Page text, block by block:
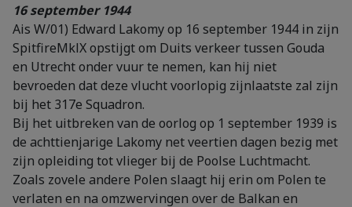
16 september 1944
Ais W/01) Edward Lakomy op 16 september 1944 in zijn
SpitfireMklX opstijgt om Duits verkeer tussen Gouda
en Utrecht onder vuur te nemen, kan hij niet
bevroeden dat deze vlucht voorlopig zijnlaatste zal zijn
bij het 317e Squadron.
Bij het uitbreken van de oorlog op 1 september 1939 is
de achttienjarige Lakomy net veertien dagen bezig met
zijn opleiding tot vlieger bij de Poolse Luchtmacht.
Zoals zovele andere Polen slaagt hij erin om Polen te
verlaten en na omzwervingen over de Balkan en